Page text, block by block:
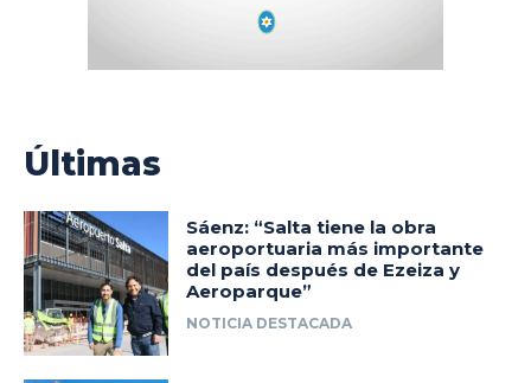
Últimas
Sáenz: “Salta tiene la obra
aeroportuaria más importante
del país después de Ezeiza y
Aeroparque”
NOTICIA DESTACADA